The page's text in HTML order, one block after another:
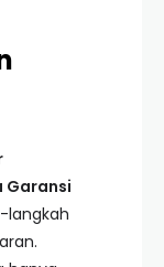
Garansi
langkah